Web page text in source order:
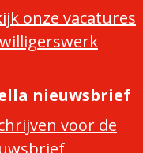
onze vacatures
nieuwsbrief
voor de